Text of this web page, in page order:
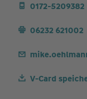
0172-5209382
06232 621002
V-Card